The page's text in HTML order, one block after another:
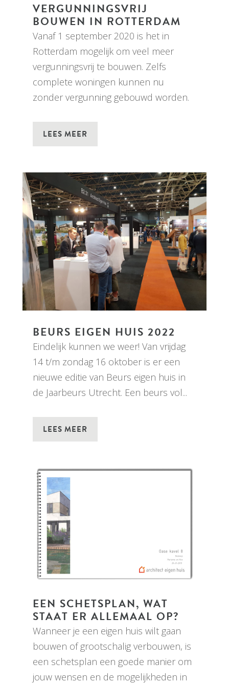
VERGUNNINGSVRIJ
BOUWEN IN ROTTERDAM
Vanaf 1 september 2020 is het in
Rotterdam mogelijk om veel meer
vergunningsvrij te bouwen. Zelfs
complete woningen kunnen nu
zonder vergunning gebouwd worden.
LEES MEER
BEURS EIGEN HUIS 2022
Eindelijk kunnen we weer! Van vrijdag
14 t/m zondag 16 oktober is er een
nieuwe editie van Beurs eigen huis in
de Jaarbeurs Utrecht. Een beurs vol...
LEES MEER
EEN SCHETSPLAN, WAT
STAAT ER ALLEMAAL OP?
Wanneer je een eigen huis wilt gaan
bouwen of grootschalig verbouwen, is
een schetsplan een goede manier om
jouw wensen en de mogelijkheden in